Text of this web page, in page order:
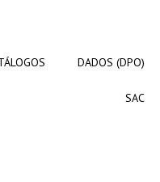
DADOS (DPO)
SAC